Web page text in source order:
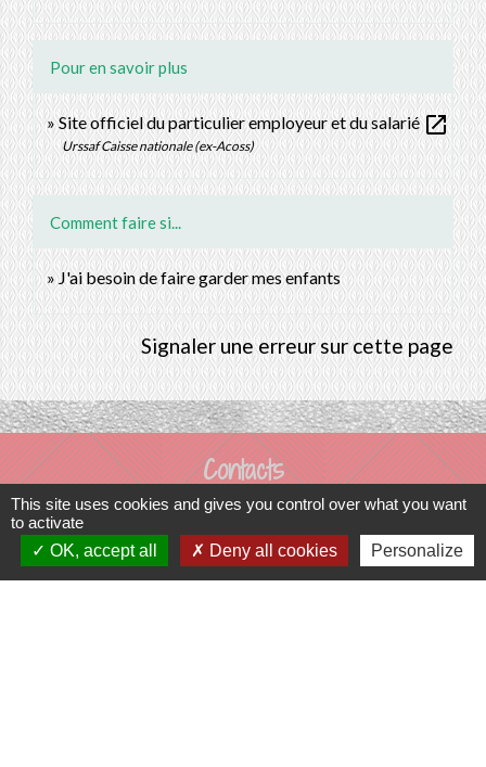
Pour en savoir plus
Site officiel du particulier employeur et du salariéopen_in_new
Urssaf Caisse nationale (ex-Acoss)
Comment faire si...
J'ai besoin de faire garder mes enfants
Signaler une erreur sur cette page
Contacts
Commune de Prunay-Cassereau
11, rue de l'Hôtel de Ville
41310 Prunay-Cassereau - FRANCE
This site uses cookies and gives you control over what you want
to activate
OK, accept all
Deny all cookies Personalize